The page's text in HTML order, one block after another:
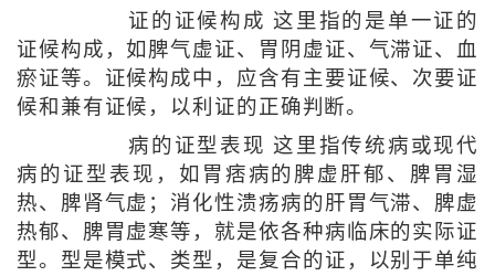
证的证候构成 这里指的是单一证的
证候构成，如脾气虚证、胃阴虚证、气滞证、血
瘀证等。证候构成中，应含有主要证候、次要证
候和兼有证候，以利证的正确判断。
病的证型表现 这里指传统病或现代
病的证型表现，如胃痞病的脾虚肝郁、脾胃湿
热、脾肾气虚；消化性溃疡病的肝胃气滞、脾虚
热郁、脾胃虚寒等，就是依各种病临床的实际证
型。型是模式、类型，是复合的证，以别于单纯